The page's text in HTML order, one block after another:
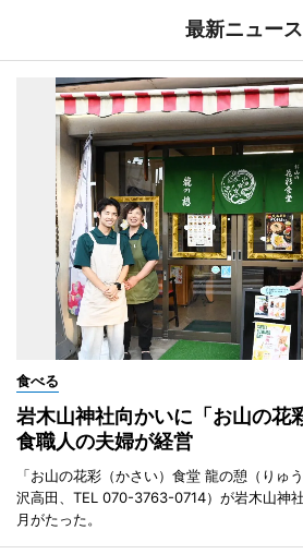
最新ニュース
食べる
岩木山神社向かいに「お山の
食職人の夫婦が経営
「お山の花彩（かさい）食堂 龍の憩（りゅ
沢高田、TEL 070-3763-0714）が岩木山神
月がたった。